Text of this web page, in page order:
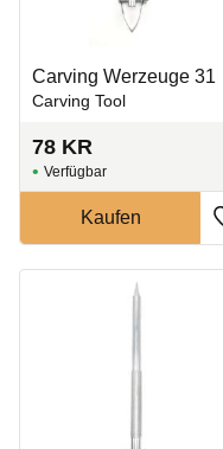
Carving Werzeuge 31
Carving Tool
78 KR